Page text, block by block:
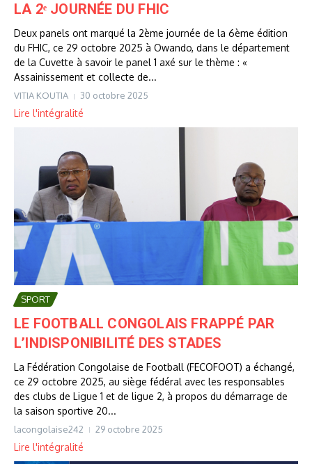
LA 2ᵉ JOURNÉE DU FHIC
Deux panels ont marqué la 2ème journée de la 6ème édition
du FHIC, ce 29 octobre 2025 à Owando, dans le département
de la Cuvette à savoir le panel 1 axé sur le thème : «
Assainissement et collecte de...
VITIA KOUTIA 30 octobre 2025
Lire l'intégralité
SPORT
LE FOOTBALL CONGOLAIS FRAPPÉ PAR
L’INDISPONIBILITÉ DES STADES
La Fédération Congolaise de Football (FECOFOOT) a échangé,
ce 29 octobre 2025, au siège fédéral avec les responsables
des clubs de Ligue 1 et de ligue 2, à propos du démarrage de
la saison sportive 20...
lacongolaise242 29 octobre 2025
Lire l'intégralité